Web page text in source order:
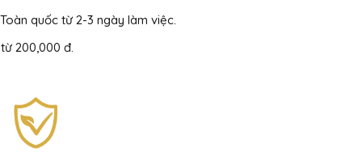
quốc từ 2-3 ngày làm việc.
200,000 đ.